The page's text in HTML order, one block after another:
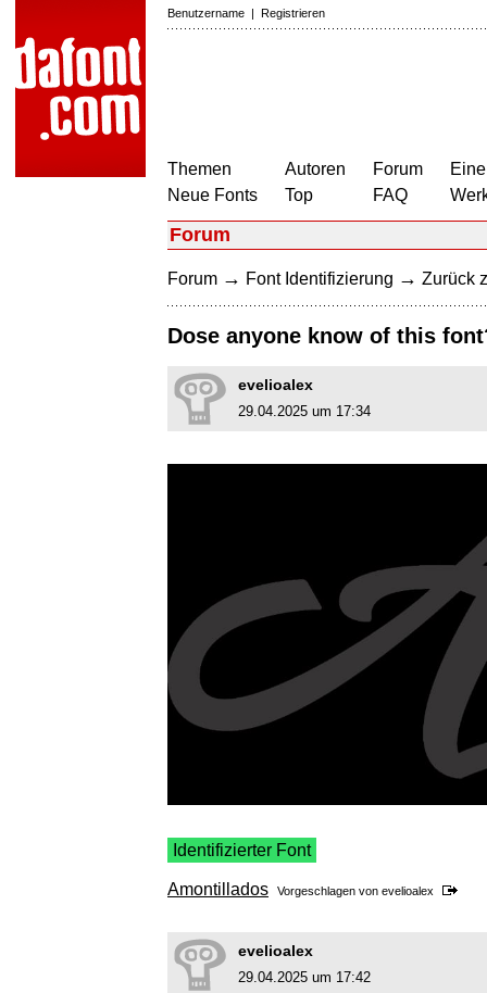
Benutzername | Registrieren
Themen
Neue Fonts
Autoren
Top
Forum
FAQ
Forum
Forum → Font Identifizierung → Zurück
Dose anyone know of this
evelioalex
29.04.2025 um 17:34
Identifizierter Font
Amontillados Vorgeschlagen von evelioalex
evelioalex
29.04.2025 um 17:42